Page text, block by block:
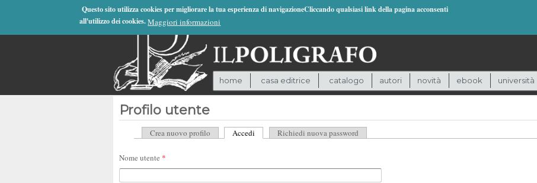
Questo sito utilizza cookies per migliorare la tua esperienza di navigazioneCliccando qualsiasi link della pagina acconsenti
all'utilizzo dei cookies. Maggiori informazioni
home casa editrice catalogo autori novità ebook università
Profilo utente
Schede primarie
Crea nuovo profilo Accedi (scheda attiva)
Richiedi nuova password
Nome utente *